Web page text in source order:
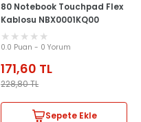
80 Notebook Touchpad Flex
Kablosu NBX0001KQ00
0.0 Puan - 0 Yorum
171,60 TL
228,80TL
Sepete Ekle